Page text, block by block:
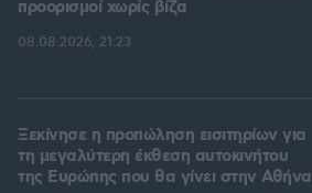
προορισμοί χωρίς βίζα
08.08.2026, 21:23
Ξεκίνησε η προπώληση εισιτηρίων για
τη μεγαλύτερη έκθεση αυτοκινήτου
της Ευρώπης που θα γίνει στην Αθήνα